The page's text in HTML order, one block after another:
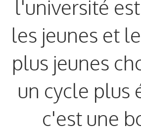
l'université
les jeunes et
plus jeunes
un cycle plus
c'est une